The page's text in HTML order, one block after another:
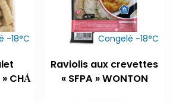
-18°C
CHẢ
Congelé -18°C
Raviolis aux crevettes
« SFPA » WONTON